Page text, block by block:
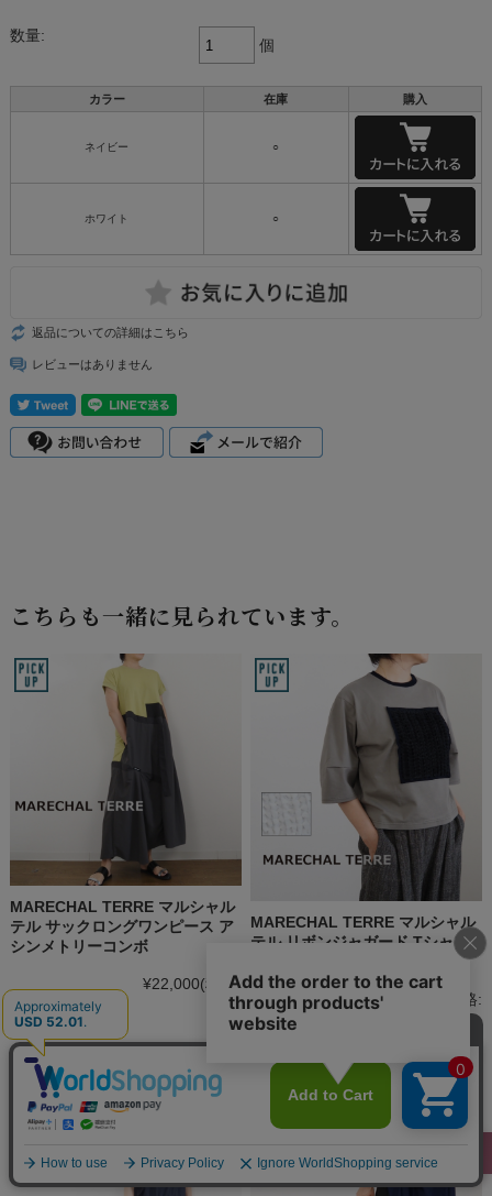
数量:
個
カラー 在庫 購入
ネイビー ○
ホワイト ○
返品についての詳細はこちら
レビューはありません
こちらも一緒に見られています。
MARECHAL TERRE マルシャル
テル サックロングワンピース ア
シンメトリーコンボ
¥22,000(税込)
MARECHAL TERRE マルシャル
テル リボンジャガード Tシャツ
メーカー希望小売価格:
(税込)
(税込)